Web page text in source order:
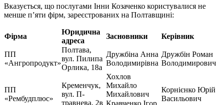
Вказується, що послугами Інни Козаченко користувалися не
менше п’яти фірм, зареєстрованих на Полтавщині:
Фірма
Юридична
адреса
Засновники Керівник
ПП
«Ангропродукт»
Полтава,
вул. Пилипа
Орлика, 18а
Дружбіна Анна
Володимирівна
Дружбін Роман
Володимирович
ПП
«Рембудплюс»
Кременчук,
вул. П-
травнева, 2в
Хохлов
Михайло
Михайлович
Корнієнко Юрій
Васильович
Кравченко Ігор